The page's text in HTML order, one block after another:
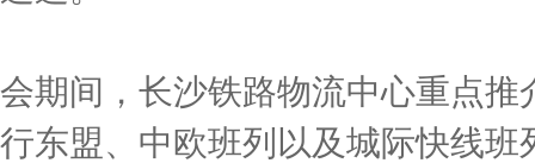
会期间，长沙铁路物流中心重点推
行东盟、中欧班列以及城际快线